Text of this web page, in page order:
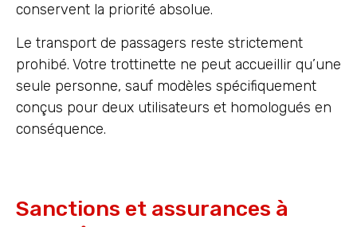
conservent la priorité absolue.
Le transport de passagers reste strictement
prohibé. Votre trottinette ne peut accueillir qu’une
seule personne, sauf modèles spécifiquement
conçus pour deux utilisateurs et homologués en
conséquence.
Sanctions et assurances à